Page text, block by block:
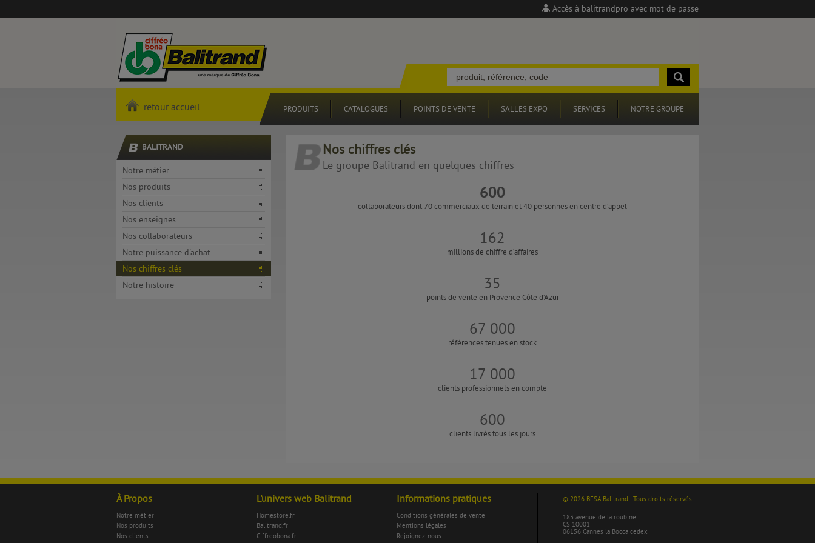
Accès à balitrandpro avec mot de passe
retour accueil PRODUITS CATALOGUES POINTS DE VENTE SALLES EXPO SERVICES NOTRE GROUPE
BALITRAND
Notre métier
Nos produits
Nos clients
Nos enseignes
Nos collaborateurs
Notre puissance d'achat
Nos chiffres clés
Notre histoire
Nos chiffres clés
Le groupe Balitrand en quelques chiffres
600
collaborateurs dont 70 commerciaux de terrain et 40 personnes en centre d’appel
162
millions de chiffre d’affaires
35
points de vente en Provence Côte d’Azur
67 000
références tenues en stock
17 000
clients professionnels en compte
600
clients livrés tous les jours
À Propos
Notre métier
Nos produits
Nos clients
L'univers web Balitrand
Homestore.fr
Balitrand.fr
Ciffreobona.fr
Informations pratiques
Conditions générales de vente
Mentions légales
Rejoignez-nous
© 2026 BFSA Balitrand - Tous droits réservés
183 avenue de la roubine
CS 10001
06156 Cannes la Bocca cedex